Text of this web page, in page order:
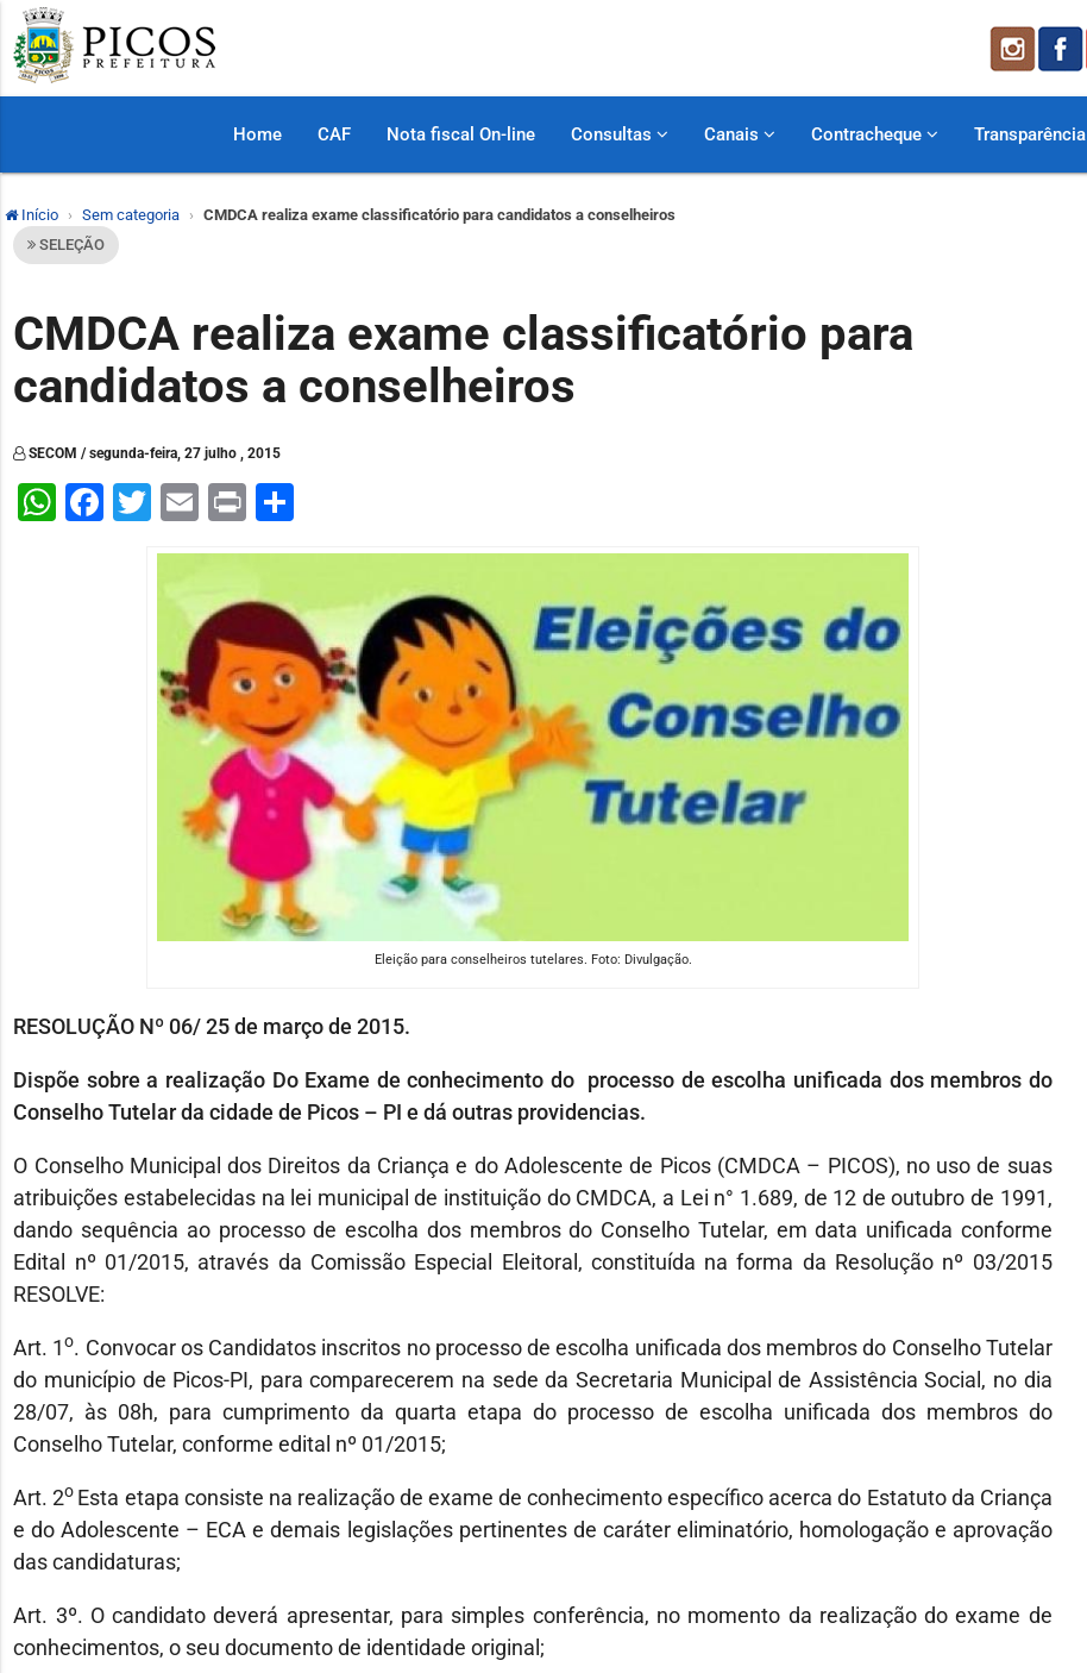
Home CAF Nota fiscal On-line Consultas Canais Contracheque Transparência
Início Sem categoria
CMDCA realiza exame classificatório para candidatos a conselheiros
SELEÇÃO
CMDCA realiza exame classificatório para
candidatos a conselheiros
SECOM / segunda-feira, 27 julho , 2015
WhatsApp
Facebook
Twitter
Email
Print
Eleição para conselheiros tutelares. Foto: Divulgação.
RESOLUÇÃO Nº 06/ 25 de março de 2015.
Dispõe sobre a realização Do Exame de conhecimento do processo de escolha unificada dos membros do
Conselho Tutelar da cidade de Picos – PI e dá outras providencias.
O Conselho Municipal dos Direitos da Criança e do Adolescente de Picos (CMDCA – PICOS), no uso de suas
atribuições estabelecidas na lei municipal de instituição do CMDCA, a Lei n° 1.689, de 12 de outubro de 1991,
dando sequência ao processo de escolha dos membros do Conselho Tutelar, em data unificada conforme
Edital nº 01/2015, através da Comissão Especial Eleitoral, constituída na forma da Resolução nº 03/2015
RESOLVE:
Art. 1o. Convocar os Candidatos inscritos no processo de escolha unificada dos membros do Conselho Tutelar
do município de Picos-PI, para comparecerem na sede da Secretaria Municipal de Assistência Social, no dia
28/07, às 08h, para cumprimento da quarta etapa do processo de escolha unificada dos membros do
Conselho Tutelar, conforme edital nº 01/2015;
Art. 2o Esta etapa consiste na realização de exame de conhecimento específico acerca do Estatuto da Criança
e do Adolescente – ECA e demais legislações pertinentes de caráter eliminatório, homologação e aprovação
das candidaturas;
Art. 3º. O candidato deverá apresentar, para simples conferência, no momento da realização do exame de
conhecimentos, o seu documento de identidade original;